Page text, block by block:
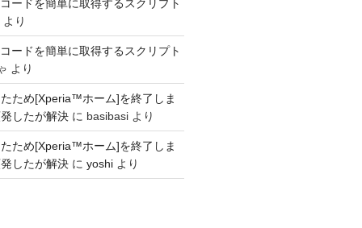
ードを簡単に取得するスクリプト
より
ードを簡単に取得するスクリプト
より
たため[Xperia™ホーム]を終了しま
したが解決に basibasiより
たため[Xperia™ホーム]を終了しま
したが解決に yoshiより